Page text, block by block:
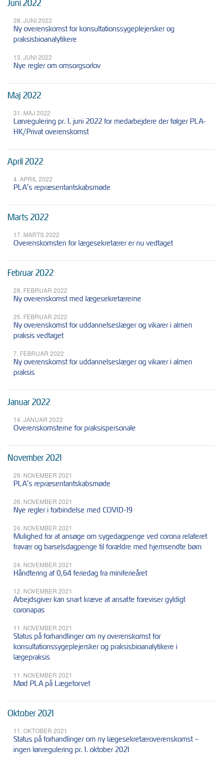
Juni 2022
28. JUNI 2022
Ny overenskomst for konsultationssygeplejersker og
praksisbioanalytikere
13. JUNI 2022
Nye regler om omsorgsorlov
Maj 2022
31. MAJ 2022
Lønregulering pr. 1. juni 2022 for medarbejdere der følger PLA-
HK/Privat overenskomst
April 2022
4. APRIL 2022
PLA’s repræsentantskabsmøde
Marts 2022
17. MARTS 2022
Overenskomsten for lægesekretærer er nu vedtaget
Februar 2022
28. FEBRUAR 2022
Ny overenskomst med lægesekretærerne
25. FEBRUAR 2022
Ny overenskomst for uddannelseslæger og vikarer i almen
praksis vedtaget
7. FEBRUAR 2022
Ny overenskomst for uddannelseslæger og vikarer i almen
praksis
Januar 2022
14. JANUAR 2022
Overenskomsterne for praksispersonale
November 2021
29. NOVEMBER 2021
PLA’s repræsentantskabsmøde
26. NOVEMBER 2021
Nye regler i forbindelse med COVID-19
24. NOVEMBER 2021
Mulighed for at ansøge om sygedagpenge ved corona relateret
fravær og barselsdagpenge til forældre med hjemsendte børn
24. NOVEMBER 2021
Håndtering af 0,64 feriedag fra miniferieåret
12. NOVEMBER 2021
Arbejdsgiver kan snart kræve at ansatte foreviser gyldigt
coronapas
11. NOVEMBER 2021
Status på forhandlinger om ny overenskomst for
konsultationssygeplejersker og praksisbioanalytikere i
lægepraksis
11. NOVEMBER 2021
Mød PLA på Lægetorvet
Oktober 2021
11. OKTOBER 2021
Status på forhandlinger om ny lægesekretæroverenskomst –
ingen lønregulering pr. 1. oktober 2021